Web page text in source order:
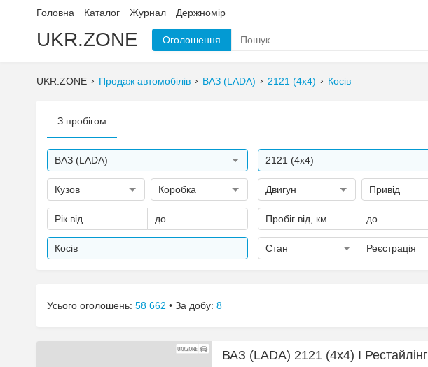
Головна Каталог Журнал Держномір
UKR.ZONE Оголошення
UKR.ZONE Продаж автомобілів ВАЗ (LADA) 2121 (4x4) Косів
З пробігом
ВАЗ (LADA) 2121 (4x4)
Кузов Коробка Двигун Привід
Рік від до Пробіг від, км до
Косів Стан Реєстрація
Усього оголошень: 58 662 • За добу: 8
ВАЗ (LADA) 2121 (4x4) I Рестайлінг